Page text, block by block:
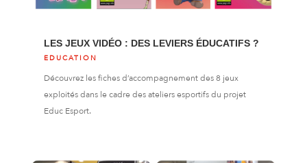
LES JEUX VIDÉO : DES LEVIERS ÉDUCATIFS ?
EDUCATION
Découvrez les fiches d’accompagnement des 8 jeux
exploités dans le cadre des ateliers esportifs du projet
Educ Esport.